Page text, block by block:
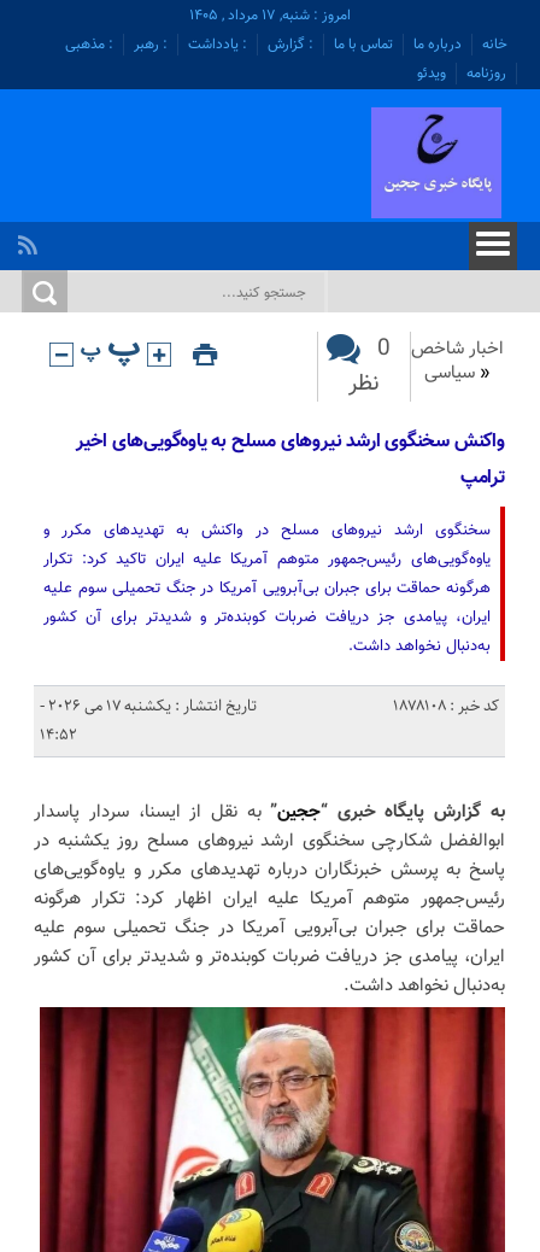
امروز : شنبه, ۱۷ مرداد , ۱۴۰۵
خانه
درباره ما تماس با ما : گزارش : یادداشت : رهبر
: مذهبی
روزنامه
ویدئو
اخبار شاخص
« سیاسی
0
نظر
واکنش سخنگوی ارشد نیروهای مسلح به یاوه‌گویی‌های اخیر
ترامپ
سخنگوی ارشد نیروهای مسلح در واکنش به تهدیدهای مکرر و
یاوه‌گویی‌های رئیس‌جمهور متوهم آمریکا علیه ایران تاکید کرد: تکرار
هرگونه حماقت برای جبران بی‌آبرویی آمریکا در جنگ تحمیلی سوم علیه
ایران، پیامدی جز دریافت ضربات کوبنده‌تر و شدیدتر برای آن کشور
به‌دنبال نخواهد داشت.
کد خبر : 1878108
تاریخ انتشار : یکشنبه 17 می 2026 -
14:52
به گزارش پایگاه خبری “ججین”به نقل از ایسنا، سردار پاسدار
ابوالفضل شکارچی سخنگوی ارشد نیروهای مسلح روز یکشنبه در
پاسخ به پرسش خبرنگاران درباره تهدیدهای مکرر و یاوه‌گویی‌های
رئیس‌جمهور متوهم آمریکا علیه ایران اظهار کرد: تکرار هرگونه
حماقت برای جبران بی‌آبرویی آمریکا در جنگ تحمیلی سوم علیه
ایران، پیامدی جز دریافت ضربات کوبنده‌تر و شدیدتر برای آن کشور
به‌دنبال نخواهد داشت.